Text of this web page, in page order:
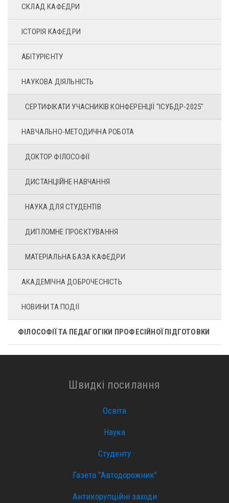
СКЛАД КАФЕДРИ
ІСТОРІЯ КАФЕДРИ
АБІТУРІЄНТУ
НАУКОВА ДІЯЛЬНІСТЬ
СЕРТИФІКАТИ УЧАСНИКІВ КОНФЕРЕНЦІЇ "ІСУБДР-2025"
НАВЧАЛЬНО-МЕТОДИЧНА РОБОТА
ДОКТОР ФІЛОСОФІЇ
ДИСТАНЦІЙНЕ НАВЧАННЯ
НАУКА ДЛЯ СТУДЕНТІВ
ДИПЛОМНЕ ПРОЄКТУВАННЯ
МАТЕРІАЛЬНА БАЗА КАФЕДРИ
АКАДЕМІЧНА ДОБРОЧЕСНІСТЬ
НОВИНИ ТА ПОДІЇ
ФІЛОСОФІЇ ТА ПЕДАГОГІКИ ПРОФЕСІЙНОЇ ПІДГОТОВКИ
Швидкі посилання
Освіта
Наука
Студенту
Газета "Автодорожник"
Антикорупційні заходи